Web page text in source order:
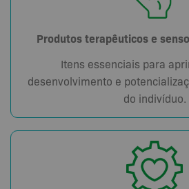
Produtos terapêuticos e
Itens essenciais para
desenvolvimento e
do indivíduo.